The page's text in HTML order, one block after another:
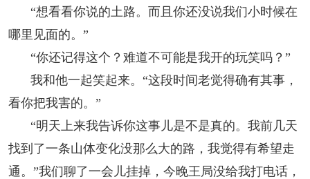
“想看看你说的土路。而且你还没说我们小时候在
哪里见面的。”
“你还记得这个？难道不可能是我开的玩笑吗？”
我和他一起笑起来。“这段时间老觉得确有其事，
看你把我害的。”
“明天上来我告诉你这事儿是不是真的。我前几天
找到了一条山体变化没那么大的路，我觉得有希望走
通。”我们聊了一会儿挂掉，今晚王局没给我打电话，